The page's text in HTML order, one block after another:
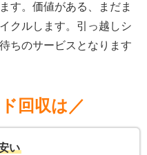
す。価値がある、まだま
クルします。引っ越しシ
ちのサービスとなります
回収は／
い